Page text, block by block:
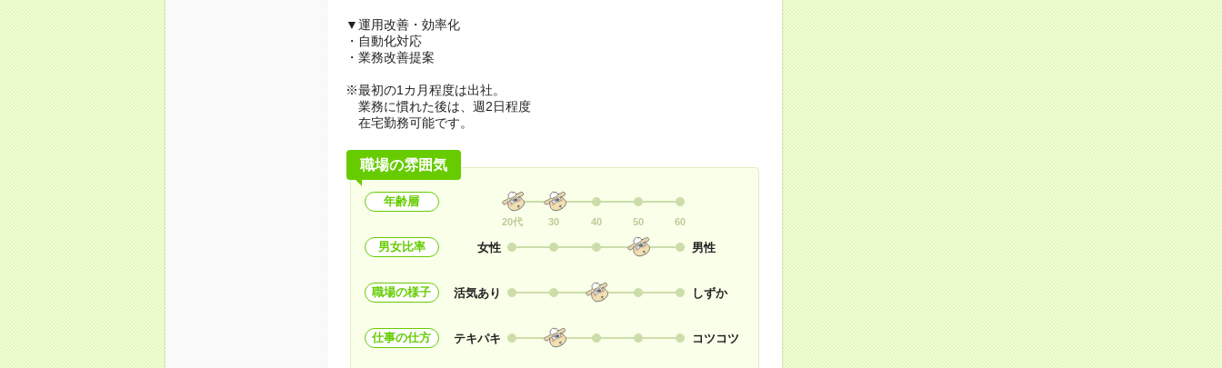
▼運用改善・効率化
・自動化対応
・業務改善提案
※最初の1カ月程度は出社。
業務に慣れた後は、週2日程度
在宅勤務可能です。
職場の雰囲気
年齢層
20代 30 40 50 60
男女比率 女性 男性
職場の様子 活気あり しずか
仕事の仕方 テキパキ コツコツ